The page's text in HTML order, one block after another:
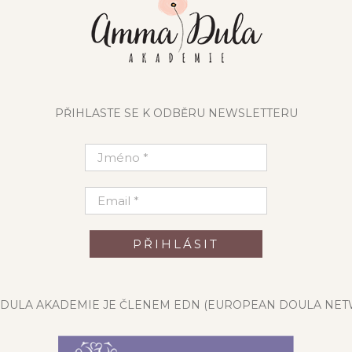
PŘIHLASTE SE K ODBĚRU NEWSLETTERU
AKADEMIE JE ČLENEM EDN (EUROPEAN DOULA